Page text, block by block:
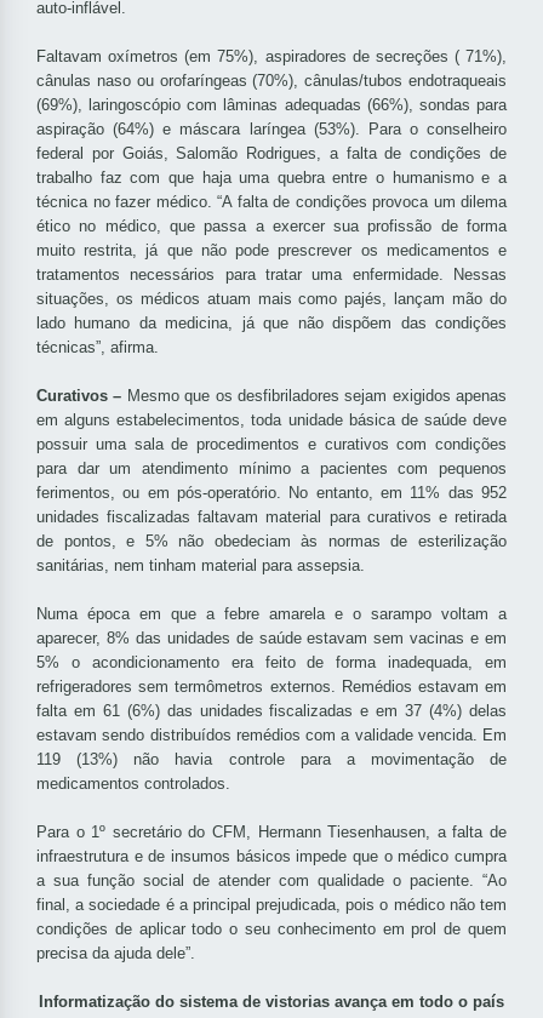
auto-inflável.
Faltavam oxímetros (em 75%), aspiradores de secreções ( 71%),
cânulas naso ou orofaríngeas (70%), cânulas/tubos endotraqueais
(69%), laringoscópio com lâminas adequadas (66%), sondas para
aspiração (64%) e máscara laríngea (53%). Para o conselheiro
federal por Goiás, Salomão Rodrigues, a falta de condições de
trabalho faz com que haja uma quebra entre o humanismo e a
técnica no fazer médico. “A falta de condições provoca um dilema
ético no médico, que passa a exercer sua profissão de forma
muito restrita, já que não pode prescrever os medicamentos e
tratamentos necessários para tratar uma enfermidade. Nessas
situações, os médicos atuam mais como pajés, lançam mão do
lado humano da medicina, já que não dispõem das condições
técnicas”, afirma.
Curativos – Mesmo que os desfibriladores sejam exigidos apenas
em alguns estabelecimentos, toda unidade básica de saúde deve
possuir uma sala de procedimentos e curativos com condições
para dar um atendimento mínimo a pacientes com pequenos
ferimentos, ou em pós-operatório. No entanto, em 11% das 952
unidades fiscalizadas faltavam material para curativos e retirada
de pontos, e 5% não obedeciam às normas de esterilização
sanitárias, nem tinham material para assepsia.
Numa época em que a febre amarela e o sarampo voltam a
aparecer, 8% das unidades de saúde estavam sem vacinas e em
5% o acondicionamento era feito de forma inadequada, em
refrigeradores sem termômetros externos. Remédios estavam em
falta em 61 (6%) das unidades fiscalizadas e em 37 (4%) delas
estavam sendo distribuídos remédios com a validade vencida. Em
119 (13%) não havia controle para a movimentação de
medicamentos controlados.
Para o 1º secretário do CFM, Hermann Tiesenhausen, a falta de
infraestrutura e de insumos básicos impede que o médico cumpra
a sua função social de atender com qualidade o paciente. “Ao
final, a sociedade é a principal prejudicada, pois o médico não tem
condições de aplicar todo o seu conhecimento em prol de quem
precisa da ajuda dele”.
Informatização do sistema de vistorias avança em todo o país